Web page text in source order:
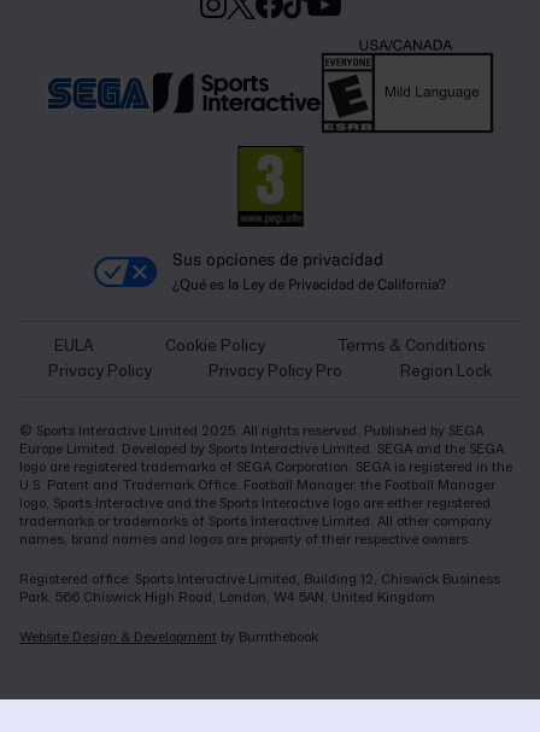
Sus opciones de privacidad
¿Qué es la Ley de Privacidad de California?
EULA Cookie Policy
Terms & Conditions
Privacy Policy
Privacy Policy Pro Region Lock
© Sports Interactive Limited 2025. All rights reserved. Published by SEGA
Europe Limited. Developed by Sports Interactive Limited. SEGA and the SEGA
logo are registered trademarks of SEGA Corporation. SEGA is registered in the
U.S. Patent and Trademark Office. Football Manager, the Football Manager
logo, Sports Interactive and the Sports Interactive logo are either registered
trademarks or trademarks of Sports Interactive Limited. All other company
names, brand names and logos are property of their respective owners.
Registered office: Sports Interactive Limited, Building 12, Chiswick Business
Park, 566 Chiswick High Road, London, W4 5AN, United Kingdom
Website Design & Development by Burnthebook